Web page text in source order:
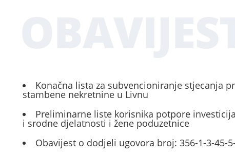
Konačna lista za subvencioniranje stjecanja
stambene nekretnine u Livnu
Preliminarne liste korisnika potpore
i srodne djelatnosti i žene poduzetnice
Obavijest o dodjeli ugovora broj: 356-1-3-45-